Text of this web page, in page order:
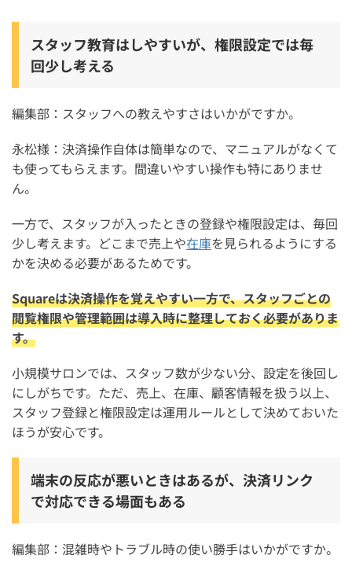
スタッフ教育はしやすいが、権限設定では毎
回少し考える
編集部：スタッフへの教えやすさはいかがですか。
永松様：決済操作自体は簡単なので、マニュアルがなくて
も使ってもらえます。間違いやすい操作も特にありませ
ん。
一方で、スタッフが入ったときの登録や権限設定は、毎回
少し考えます。どこまで売上や在庫を見られるようにする
かを決める必要があるためです。
Squareは決済操作を覚えやすい一方で、スタッフごとの
閲覧権限や管理範囲は導入時に整理しておく必要がありま
す。
小規模サロンでは、スタッフ数が少ない分、設定を後回し
にしがちです。ただ、売上、在庫、顧客情報を扱う以上、
スタッフ登録と権限設定は運用ルールとして決めておいた
ほうが安心です。
端末の反応が悪いときはあるが、決済リンク
で対応できる場面もある
編集部：混雑時やトラブル時の使い勝手はいかがですか。